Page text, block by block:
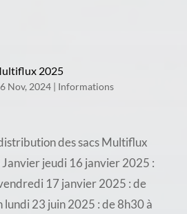
2025
6 Nov, 2024| Informations
des sacs Multiflux
jeudi 16 janvier 2025 :
17 janvier 2025 : de
lundi 23 juin 2025 : de 8h30 à